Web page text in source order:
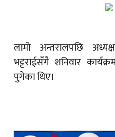
लामो अन्तरालपछि
भट्टराईसँगै शनिवार
पुगेका थिए।